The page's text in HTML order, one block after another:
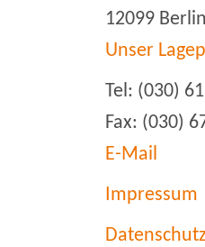
12099 Berlin
Unser
Tel: (030)
Fax: (030)
E-Mail
Impressum
Datenschutz